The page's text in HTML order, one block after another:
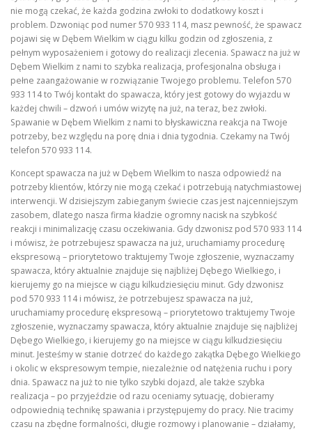
nie mogą czekać, że każda godzina zwłoki to dodatkowy koszt i
problem. Dzwoniąc pod numer 570 933 114, masz pewność, że spawacz
pojawi się w Dębem Wielkim w ciągu kilku godzin od zgłoszenia, z
pełnym wyposażeniem i gotowy do realizacji zlecenia. Spawacz na już w
Dębem Wielkim z nami to szybka realizacja, profesjonalna obsługa i
pełne zaangażowanie w rozwiązanie Twojego problemu. Telefon 570
933 114 to Twój kontakt do spawacza, który jest gotowy do wyjazdu w
każdej chwili – dzwoń i umów wizytę na już, na teraz, bez zwłoki.
Spawanie w Dębem Wielkim z nami to błyskawiczna reakcja na Twoje
potrzeby, bez względu na porę dnia i dnia tygodnia. Czekamy na Twój
telefon 570 933 114.
Koncept spawacza na już w Dębem Wielkim to nasza odpowiedź na
potrzeby klientów, którzy nie mogą czekać i potrzebują natychmiastowej
interwencji. W dzisiejszym zabieganym świecie czas jest najcenniejszym
zasobem, dlatego nasza firma kładzie ogromny nacisk na szybkość
reakcji i minimalizację czasu oczekiwania. Gdy dzwonisz pod 570 933 114
i mówisz, że potrzebujesz spawacza na już, uruchamiamy procedurę
ekspresową – priorytetowo traktujemy Twoje zgłoszenie, wyznaczamy
spawacza, który aktualnie znajduje się najbliżej Dębego Wielkiego, i
kierujemy go na miejsce w ciągu kilkudziesięciu minut. Gdy dzwonisz
pod 570 933 114 i mówisz, że potrzebujesz spawacza na już,
uruchamiamy procedurę ekspresową – priorytetowo traktujemy Twoje
zgłoszenie, wyznaczamy spawacza, który aktualnie znajduje się najbliżej
Dębego Wielkiego, i kierujemy go na miejsce w ciągu kilkudziesięciu
minut. Jesteśmy w stanie dotrzeć do każdego zakątka Dębego Wielkiego
i okolic w ekspresowym tempie, niezależnie od natężenia ruchu i pory
dnia. Spawacz na już to nie tylko szybki dojazd, ale także szybka
realizacja – po przyjeździe od razu oceniamy sytuację, dobieramy
odpowiednią technikę spawania i przystępujemy do pracy. Nie tracimy
czasu na zbędne formalności, długie rozmowy i planowanie – działamy,